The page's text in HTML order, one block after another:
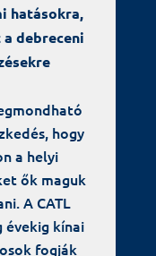
hatásokra,
debreceni
hogy
a helyi
ők maguk
A CATL
évekig kínai
fogják